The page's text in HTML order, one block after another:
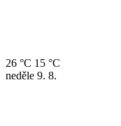
26 °C 15 °C
neděle 9. 8.